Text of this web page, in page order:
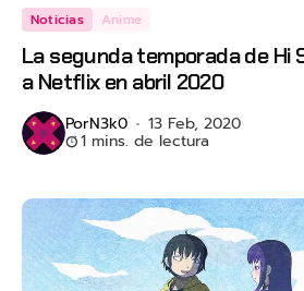
Noticias Anime
La segunda temporada de Hi
a Netflix en abril 2020
PorN3k0 13 Feb, 2020
1 mins. de lectura